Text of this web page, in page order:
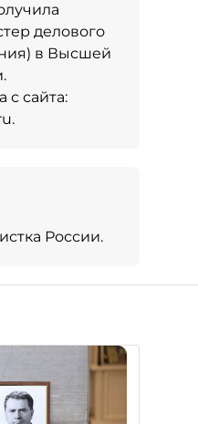
делового
в Высшей
с сайта:
России.